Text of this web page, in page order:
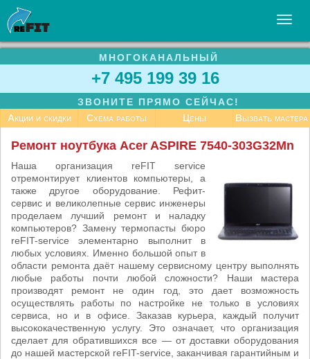
УСЛУГИ
БИЗНЕСУ
СТАТЬИ
КОНТАКТЫ
МНОГОКАНАЛЬНЫЙ
+7 495 199 39 16
ЗВОНИТЕ ПРЯМО СЕЙЧАС!
Акции и скидки
Схема работы Цены Вызвать мастера
Ремонт ноутбука Acer ASPIRE 7540-303G32Mn
Наша организация reFIT service
отремонтирует клиентов компьютеры, а
также другое оборудование. Рефит-
сервис и великолепные сервис инженеры
проделаем лучший ремонт и наладку
компьютеров? Замену термопасты бюро
reFIT-service элементарно выполнит в
любых условиях. Именно большой опыт в
области ремонта даёт нашему сервисному центру выполнять
любые работы почти любой сложности? Наши мастера
производят ремонт не один год, это дает возможность
осуществлять работы по настройке не только в условиях
сервиса, но и в офисе. Заказав курьера, каждый получит
высококачественную услугу. Это означает, что организация
сделает для обратившихся все — от доставки оборудования
до нашей мастерской reFIT-service, заканчивая гарантийным и